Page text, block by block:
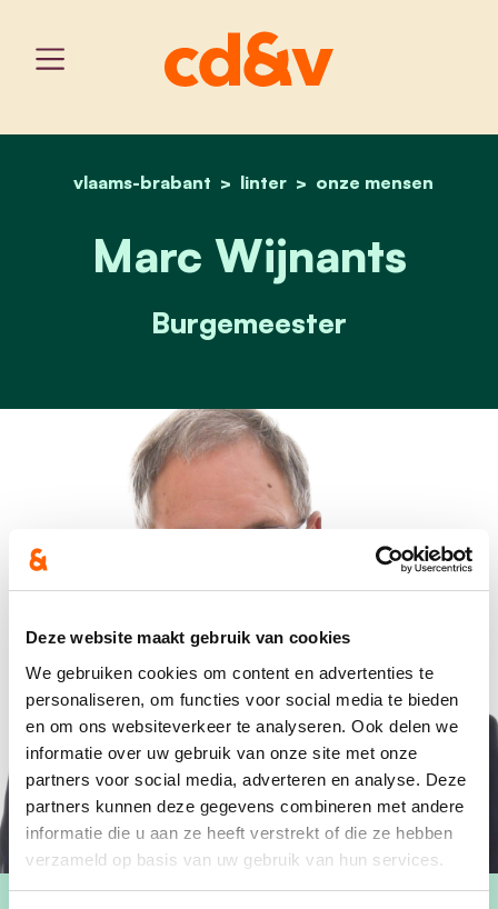
Deze website maakt gebruik van cookies
We gebruiken cookies om content en advertenties te
personaliseren, om functies voor social media te bieden
en om ons websiteverkeer te analyseren. Ook delen we
informatie over uw gebruik van onze site met onze
partners voor social media, adverteren en analyse. Deze
partners kunnen deze gegevens combineren met andere
informatie die u aan ze heeft verstrekt of die ze hebben
verzameld op basis van uw gebruik van hun services.
home
vlaams-brabant linter onze mensen
marc wijnants
Marc Wijnants
Burgemeester